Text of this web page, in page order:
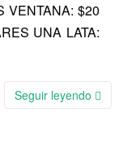
VENTANA: $20
UNA LATA:
Seguir leyendo